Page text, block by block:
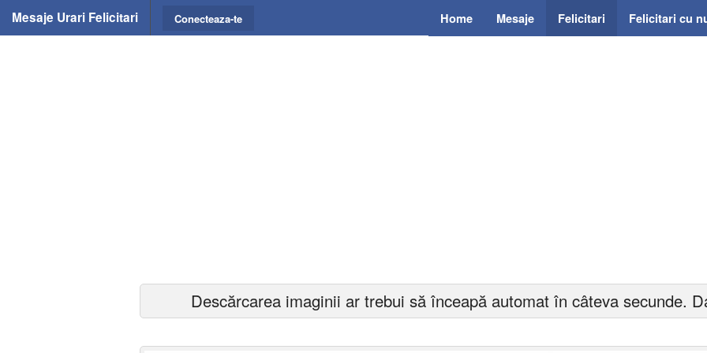
Mesaje Urari Felicitari Home Mesaje Felicitari Felicitari cu
Conecteaza-te
Descărcarea imaginii ar trebui să înceapă automat în câteva secunde.